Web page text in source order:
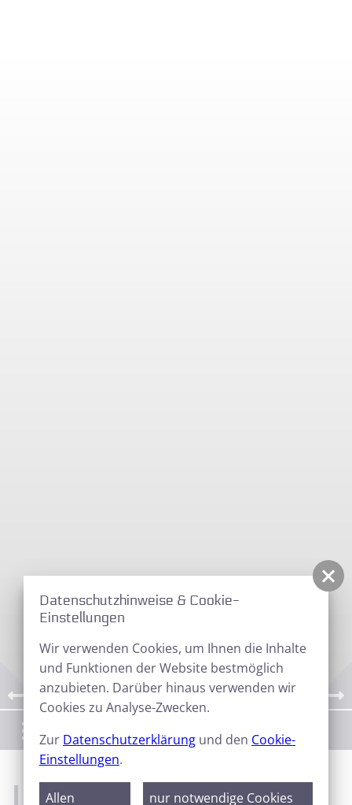
Menü
Willkommen bei dem Südbrandenburger
Datenschutzhinweise & Cookie-
Einstellungen
Wir verwenden Cookies, um Ihnen die Inhalte
und Funktionen der Website bestmöglich
anzubieten. Darüber hinaus verwenden wir
Cookies zu Analyse-Zwecken.
Zur Datenschutzerklärung und den Cookie-
Einstellungen.
Allen
nur notwendige Cookies